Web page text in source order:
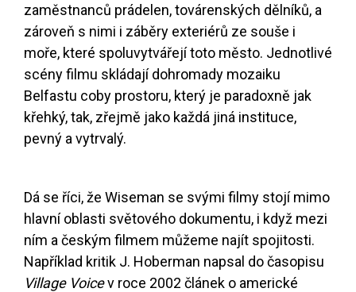
zaměstnanců prádelen, továrenských dělníků, a
zároveň s nimi i záběry exteriérů ze souše i
moře, které spoluvytvářejí toto město. Jednotlivé
scény filmu skládají dohromady mozaiku
Belfastu coby prostoru, který je paradoxně jak
křehký, tak, zřejmě jako každá jiná instituce,
pevný a vytrvalý.
Dá se říci, že Wiseman se svými filmy stojí mimo
hlavní oblasti světového dokumentu, i když mezi
ním a českým filmem můžeme najít spojitosti.
Například kritik J. Hoberman napsal do časopisu
Village Voicev roce 2002 článek o americké